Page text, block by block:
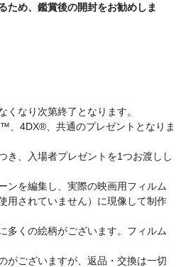
ため、鑑賞後の開封をお勧めしま
なり次第終了となります。
、4DX®、共通のプレゼントとなりま
き、入場者プレゼントを1つお渡しし
ンを編集し、実際の映画用フィルム
用されていません）に現像して制作
多くの絵柄がございます。フィルム
がございますが、返品・交換は一切